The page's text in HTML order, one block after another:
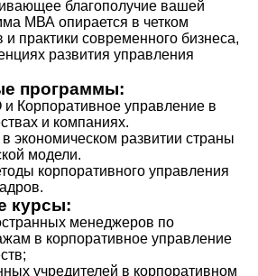
благополучие вашей
МВА опирается в четком
практики современного бизнеса,
развития управления
программы:
Корпоративное управление в
и компаниях.
экономическом развитии страны
модели.
корпоративного управления
курсы:
менеджеров по
в корпоративное управление
учредителей в корпоративном